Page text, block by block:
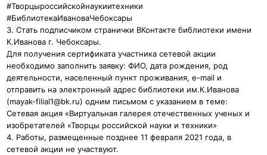
#Творцыроссийскойнаукиитехники
#БиблиотекаИвановаЧебоксары
3. Стать подписчиком странички ВКонтакте библиотеки имени
К.Иванова г. Чебоксары.
Для получения сертификата участника сетевой акции
необходимо заполнить заявку: ФИО, дата рождения, род
деятельности, населенный пункт проживания, e-mail и
отправить на электронный адрес библиотеки им.К.Иванова
(mayak-filial1@bk.ru) одним письмом с указанием в теме:
Сетевая акция «Виртуальная галерея отечественных ученых и
изобретателей «Творцы российской науки и техники»
4. Работы, размещенные позднее 11 февраля 2021 года, в
сетевой акции не участвуют.